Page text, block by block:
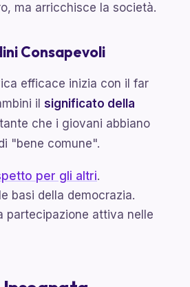
ma arricchisce la società.
Consapevoli
efficace inizia con il far
il significato della
che i giovani abbiano
"bene comune".
per gli altri.
basi della democrazia.
partecipazione attiva nelle